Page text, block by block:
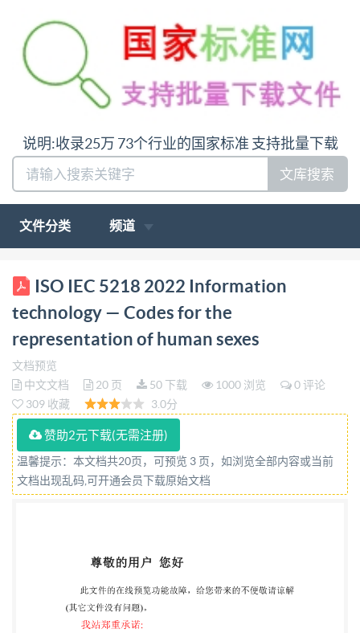
说明:收录25万 73个行业的国家标准 支持批量下载
文库搜索
文件分类 频道
INTERNATIONAL ISO/IEC STANDARD 5218 Second
edition 2022-06 Information technology Codes for
the representation of human sexes Technologies de
I'information - Codes de représentation des sexes
humains Reference number IEC IS0/IEC 5218:2022(E)
OSI @ IS0/IEC 2022 IS0/IEC 5218:2022(E)
COPYRIGHT PROTECTED DOCUMENT
@IS0/IEC2022 All rights reserved. Unless otherwise
specified, or required in the context of its
implementation, no part of this publication may the
requested from eitherIso at the addressbelow or Iso's
member body in the country of the requester. ISO
copyright office CP 401 · Ch. de Blandonnet 8 CH-
ISO IEC 5218 2022 Information
technology — Codes for the
representation of human sexes
文档预览
中文文档
20 页 50 下载 1000 浏览
0 评论
309 收藏
3.0分
赞助2元下载(无需注册)
温馨提示：本文档共20页，可预览 3 页，如浏览全部内容或当前
文档出现乱码,可开通会员下载原始文档